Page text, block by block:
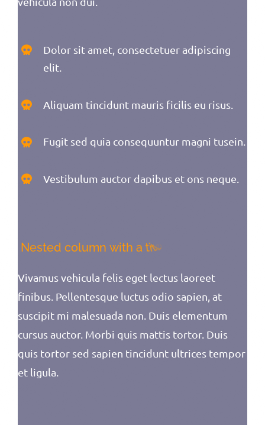
Dolor sit amet, consectetuer adipiscing
elit.
Aliquam tincidunt mauris ficilis eu risus.
Fugit sed quia consequuntur magni tusein.
Vestibulum auctor dapibus et ons neque.
Vivamus vehicula felis eget lectus laoreet
finibus. Pellentesque luctus odio sapien, at
suscipit mi malesuada non. Duis elementum
cursus auctor. Morbi quis mattis tortor. Duis
quis tortor sed sapien tincidunt ultrices tempor
et ligula.